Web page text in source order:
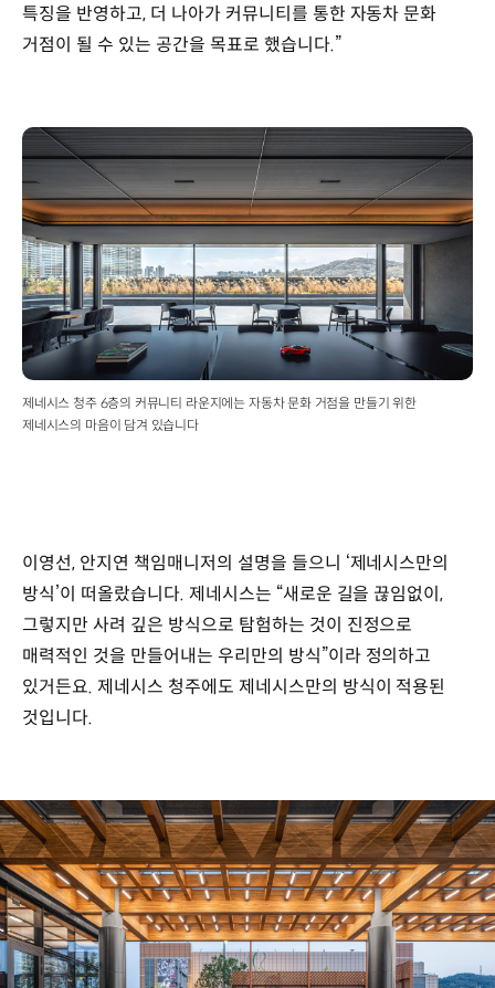
특징을 반영하고, 더 나아가 커뮤니티를 통한 자동차 문화
거점이 될 수 있는 공간을 목표로 했습니다.”
제네시스 청주 6층의 커뮤니티 라운지에는 자동차 문화 거점을 만들기 위한
제네시스의 마음이 담겨 있습니다
이영선, 안지연 책임매니저의 설명을 들으니 ‘제네시스만의
방식’이 떠올랐습니다. 제네시스는 “새로운 길을 끊임없이,
그렇지만 사려 깊은 방식으로 탐험하는 것이 진정으로
매력적인 것을 만들어내는 우리만의 방식”이라 정의하고
있거든요. 제네시스 청주에도 제네시스만의 방식이 적용된
것입니다.